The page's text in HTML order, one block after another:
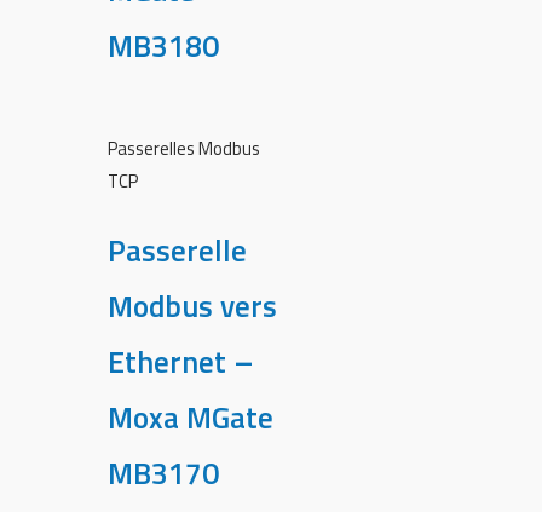
MB3180
Passerelles Modbus
TCP
Passerelle
Modbus vers
Ethernet –
Moxa MGate
MB3170